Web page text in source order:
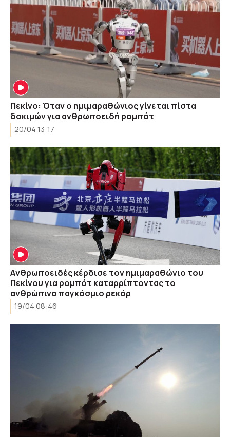
Πεκίνο: Όταν ο ημιμαραθώνιος γίνεται πίστα
δοκιμών για ανθρωποειδή ρομπότ
20/04 13:17
Aνθρωποειδές κέρδισε τον ημιμαραθώνιο του
Πεκίνου για ρομπότ καταρρίπτοντας το
ανθρώπινο παγκόσμιο ρεκόρ
19/04 08:46